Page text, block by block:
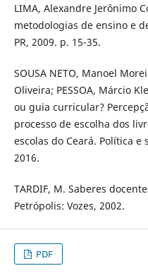
LIMA, Alexandre Jerônimo
metodologias de ensino e
PR, 2009. p. 15-35.
SOUSA NETO, Manoel
Oliveira; PESSOA, Márcio
ou guia curricular?
processo de escolha dos
escolas do Ceará. Política e
2016.
TARDIF, M. Saberes
Petrópolis: Vozes, 2002.
PDF